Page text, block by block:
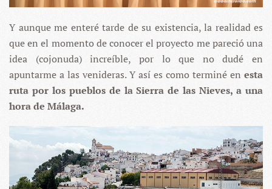
Y aunque me enteré tarde de su existencia, la realidad es
que en el momento de conocer el proyecto me pareció una
idea (cojonuda) increíble, por lo que no dudé en
apuntarme a las venideras. Y así es como terminé en esta
ruta por los pueblos de la Sierra de las Nieves, a una
hora de Málaga.